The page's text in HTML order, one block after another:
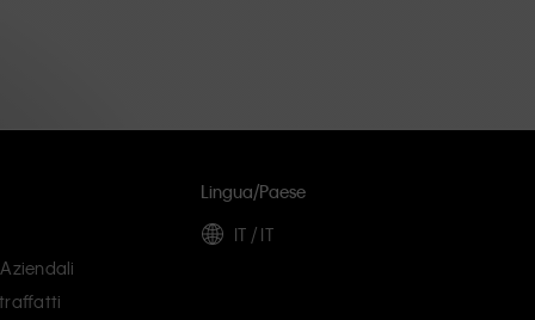
Lingua/paese
IT / IT